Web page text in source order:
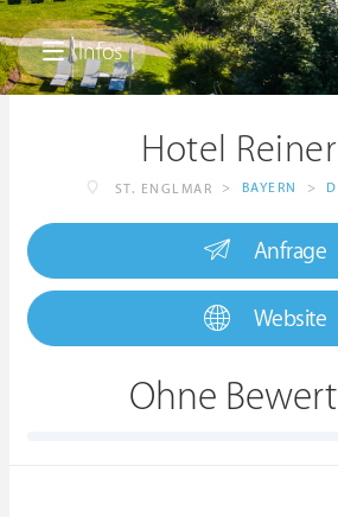
Infos
Hotel
ST. ENGLMAR > BAYERN >
Anfrage
Website
Ohne